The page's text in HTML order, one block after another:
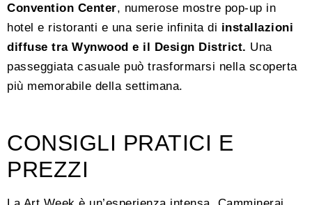
Convention Center, numerose mostre pop-up in
hotel e ristoranti e una serie infinita di installazioni
diffuse tra Wynwood e il Design District. Una
passeggiata casuale può trasformarsi nella scoperta
più memorabile della settimana.
CONSIGLI PRATICI E
PREZZI